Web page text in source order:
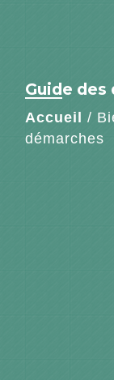
Guide des
Accueil /
démarches